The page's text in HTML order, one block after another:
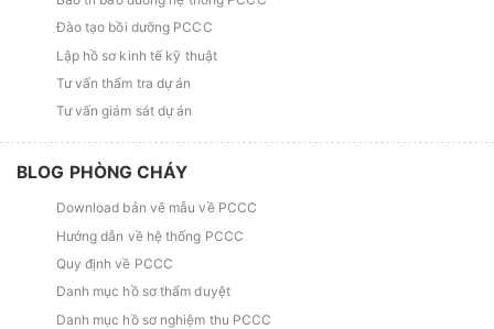
Đào tạo bồi dưỡng PCCC
Lập hồ sơ kinh tế kỹ thuật
Tư vấn thẩm tra dự án
Tư vấn giám sát dự án
BLOG PHÒNG CHÁY
Download bản vẽ mẫu về PCCC
Hướng dẫn về hệ thống PCCC
Quy định về PCCC
Danh mục hồ sơ thẩm duyệt
Danh mục hồ sơ nghiệm thu PCCC